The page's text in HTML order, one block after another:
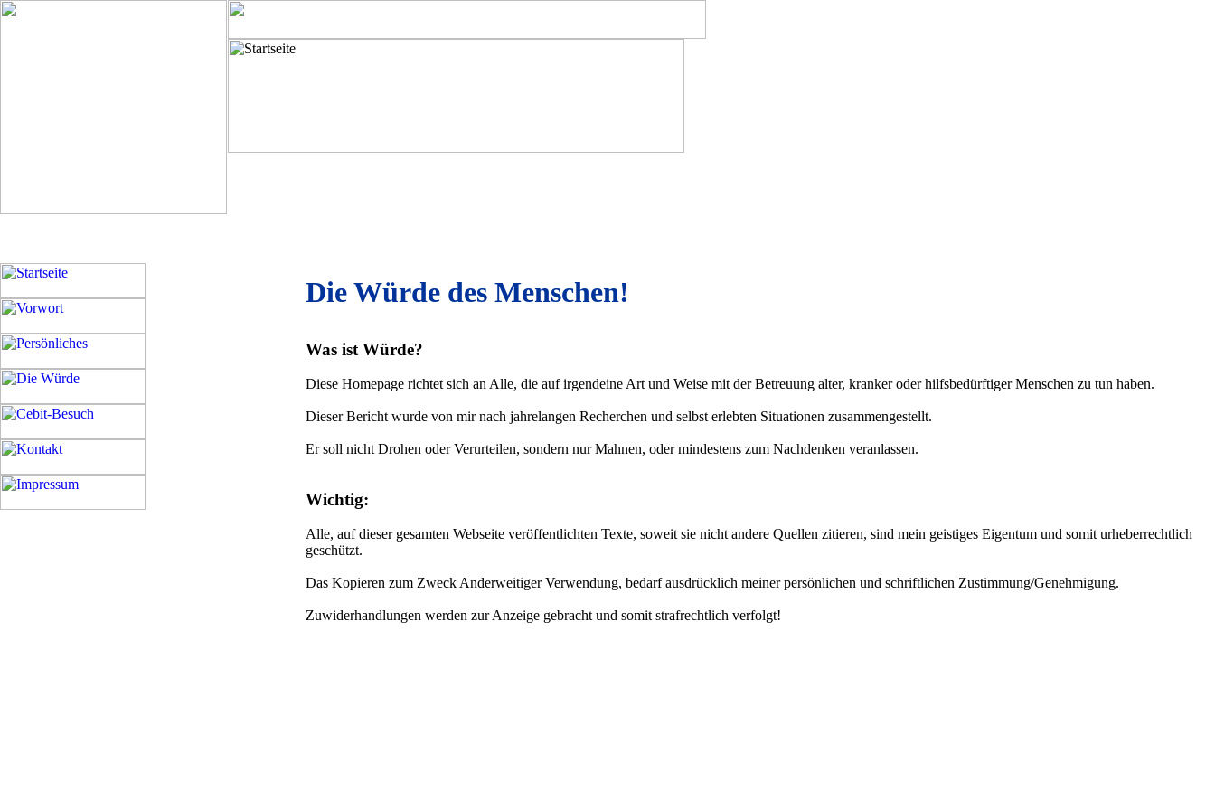
Die Würde des Menschen!
Was ist Würde?
Diese Homepage richtet sich an Alle, die auf irgendeine Art und Weise mit der Betreuung alter, kranker oder hilfsbedürftiger Menschen zu tun haben.
Dieser Bericht wurde von mir nach jahrelangen Recherchen und selbst erlebten Situationen zusammengestellt.
Er soll nicht Drohen oder Verurteilen, sondern nur Mahnen, oder mindestens zum Nachdenken veranlassen.
Wichtig:
Alle, auf dieser gesamten Webseite veröffentlichten Texte, soweit sie nicht andere Quellen zitieren, sind mein geistiges Eigentum und somit urheberrechtlich
geschützt.
Das Kopieren zum Zweck Anderweitiger Verwendung, bedarf ausdrücklich meiner persönlichen und schriftlichen Zustimmung/Genehmigung.
Zuwiderhandlungen werden zur Anzeige gebracht und somit strafrechtlich verfolgt!